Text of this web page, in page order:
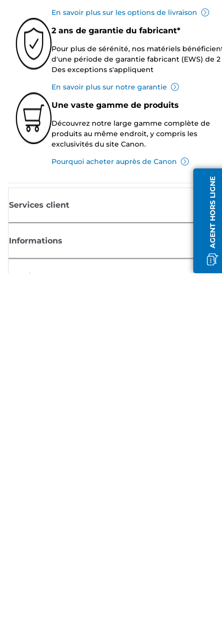
AGENT HORS LIGNE
En savoir plus sur les options de livraison
2 ans de garantie du fabricant*
Pour plus de sérénité, nos matériels
d'une période de garantie fabricant (EWS) de 2
Des exceptions s'appliquent
En savoir plus sur notre garantie
Une vaste gamme de produits
Découvrez notre large gamme complète de
produits au même endroit, y compris les
exclusivités du site Canon.
Pourquoi acheter auprès de Canon
Services client
Informations
Boutique